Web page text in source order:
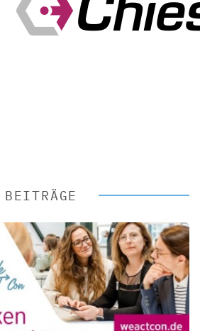
BEITRÄGE